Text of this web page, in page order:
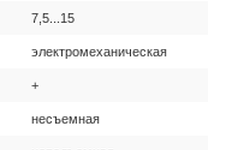
7,5...15
электромеханическая
+
несъемная